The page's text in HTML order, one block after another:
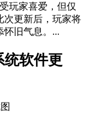
玩家喜爱，但仅
次更新后，玩家将
怀旧气息。...
统软件更